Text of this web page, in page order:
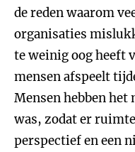
de reden waarom
organisaties
te weinig oog heeft
mensen afspeelt
Mensen hebben
was, zodat er
perspectief en een